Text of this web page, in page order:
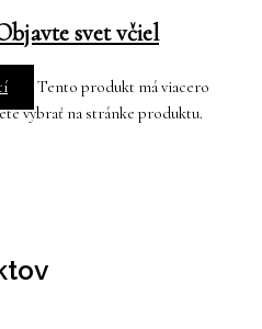
svet včiel
Tento produkt má viacero
vybrať na stránke produktu.